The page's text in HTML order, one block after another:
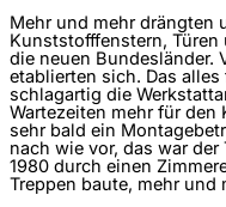
Mehr und mehr drängten
Kunststofffenstern,
die neuen Bundesländer.
etablierten sich. Das
schlagartig die
Wartezeiten mehr für den
sehr bald ein
nach wie vor, das war
1980 durch einen
Treppen baute, mehr und